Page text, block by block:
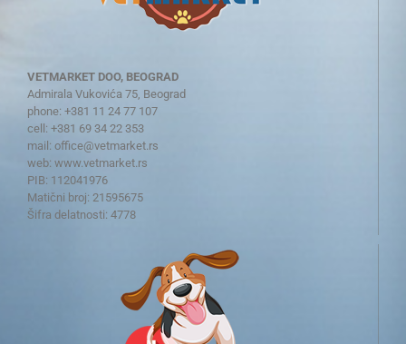
VETMARKET DOO, BEOGRAD
Admirala Vukovića 75, Beograd
phone: +381 11 24 77 107
cell: +381 69 34 22 353
mail: office@vetmarket.rs
web: www.vetmarket.rs
PIB: 112041976
Matični broj: 21595675
Šifra delatnosti: 4778